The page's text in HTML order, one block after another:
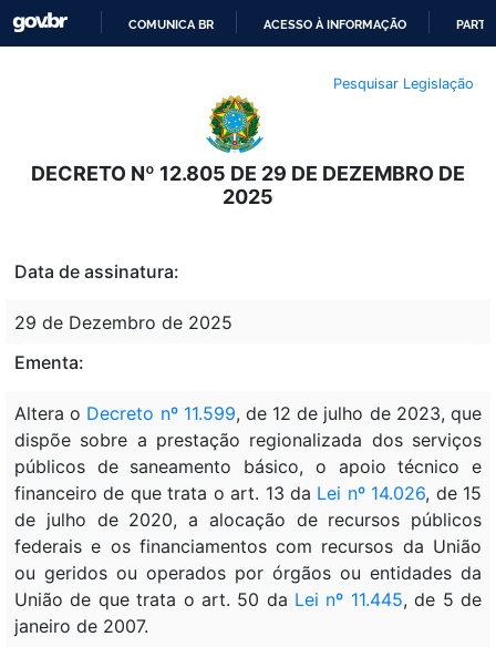
O
CONTEÚDO
COMUNICA BR ACESSO À INFORMAÇÃO
Pesquisar Legislação
DECRETO Nº 12.805 DE 29 DE DEZEMBRO DE
2025
Data de assinatura:
29 de Dezembro de 2025
Ementa:
Altera o Decreto nº 11.599, de 12 de julho de 2023, que
dispõe sobre a prestação regionalizada dos serviços
públicos de saneamento básico, o apoio técnico e
financeiro de que trata o art. 13 da Lei nº 14.026, de 15
de julho de 2020, a alocação de recursos públicos
federais e os financiamentos com recursos da União
ou geridos ou operados por órgãos ou entidades da
União de que trata o art. 50 da Lei nº 11.445, de 5 de
janeiro de 2007.